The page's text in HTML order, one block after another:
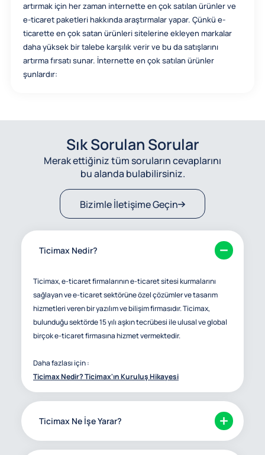
artırmak için her zaman internette en çok satılan ürünler ve
e-ticaret paketleri hakkında araştırmalar yapar. Çünkü e-
ticarette en çok satan ürünleri sitelerine ekleyen markalar
daha yüksek bir talebe karşılık verir ve bu da satışlarını
artırma fırsatı sunar. İnternette en çok satılan ürünler
şunlardır:
Sık Sorulan Sorular
Merak ettiğiniz tüm soruların cevaplarını
bu alanda bulabilirsiniz.
Bizimle İletişime Geçin
Ticimax Nedir?
Ticimax, e-ticaret firmalarının e-ticaret sitesi kurmalarını
sağlayan ve e-ticaret sektörüne özel çözümler ve tasarım
hizmetleri veren bir yazılım ve bilişim firmasıdır. Ticimax,
bulunduğu sektörde 15 yılı aşkın tecrübesi ile ulusal ve global
birçok e-ticaret firmasına hizmet vermektedir.
Daha fazlası için :
Ticimax Nedir? Ticimax'ın Kuruluş Hikayesi
Ticimax Ne İşe Yarar?